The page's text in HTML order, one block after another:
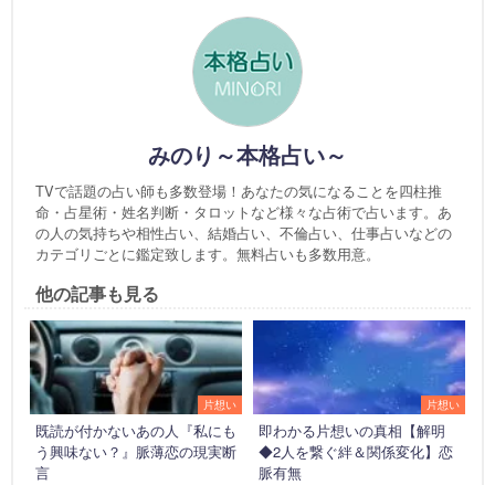
みのり～本格占い～
TVで話題の占い師も多数登場！あなたの気になることを四柱推
命・占星術・姓名判断・タロットなど様々な占術で占います。あ
の人の気持ちや相性占い、結婚占い、不倫占い、仕事占いなどの
カテゴリごとに鑑定致します。無料占いも多数用意。
他の記事も見る
片想い
既読が付かないあの人『私にも
う興味ない？』脈薄恋の現実断
言
片想い
即わかる片想いの真相【解明
◆2人を繋ぐ絆＆関係変化】恋
脈有無